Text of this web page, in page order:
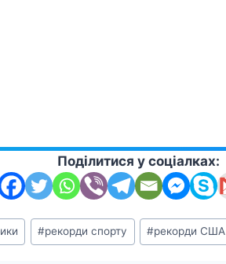
Поділитися у соціалках:
#рекорди спорту #рекорди США